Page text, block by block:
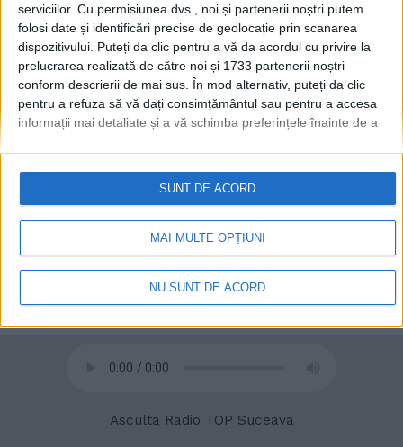
serviciilor. Cu permisiunea dvs., noi și partenerii noștri putem
folosi date și identificări precise de geolocație prin scanarea
dispozitivului. Puteți da clic pentru a vă da acordul cu privire la
prelucrarea realizată de către noi și 1733 partenerii noștri
conform descrierii de mai sus. În mod alternativ, puteți da clic
pentru a refuza să vă dați consimțământul sau pentru a accesa
informații mai detaliate și a vă schimba preferințele înainte de a
retrageți consimțământul în orice moment, revenind la acest site
și făcând clic pe butonul "Confidențialitate" din partea de jos a
paginii web.
MAI MULTE OPȚIUNI
NU SUNT DE ACORD
SUNT DE ACORD
© 2020 Radio TOP Suceava 104 FM
Asculta Radio TOP Suceava